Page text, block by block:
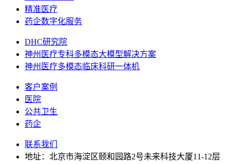
精准医疗
药企数字化服务
DHC研究院
神州医疗专科多模态大模型解决方案
神州医疗多模态临床科研一体机
客户案例
医院
公共卫生
药企
联系我们
地址：北京市海淀区颐和园路2号未来科技大厦11-12层